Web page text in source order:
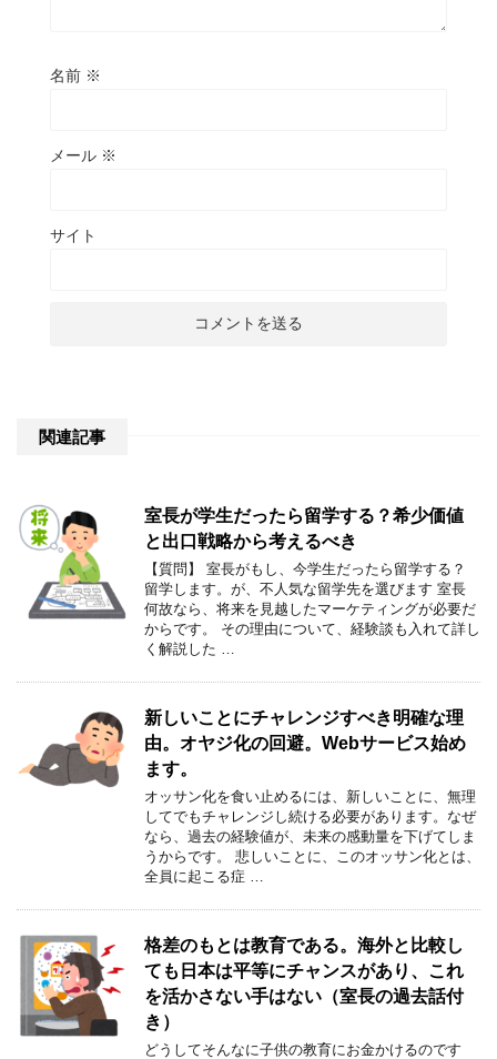
名前 ※
メール ※
サイト
関連記事
室長が学生だったら留学する？希少価値
と出口戦略から考えるべき
【質問】 室長がもし、今学生だったら留学する？
留学します。が、不人気な留学先を選びます 室長
何故なら、将来を見越したマーケティングが必要だ
からです。 その理由について、経験談も入れて詳し
く解説した …
新しいことにチャレンジすべき明確な理
由。オヤジ化の回避。Webサービス始め
ます。
オッサン化を食い止めるには、新しいことに、無理
してでもチャレンジし続ける必要があります。なぜ
なら、過去の経験値が、未来の感動量を下げてしま
うからです。 悲しいことに、このオッサン化とは、
全員に起こる症 …
格差のもとは教育である。海外と比較し
ても日本は平等にチャンスがあり、これ
を活かさない手はない（室長の過去話付
き）
どうしてそんなに子供の教育にお金かけるのです